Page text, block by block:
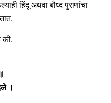
हिंदू अथवा बौध्द पुराणांचा
की,
।